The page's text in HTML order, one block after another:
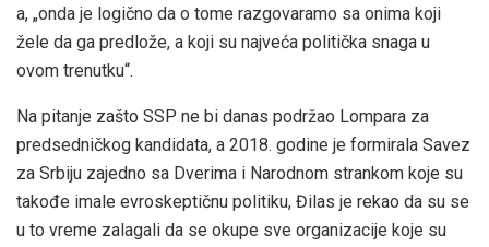
a, „onda je logično da o tome razgovaramo sa onima koji
žele da ga predlože, a koji su najveća politička snaga u
ovom trenutku“.
Na pitanje zašto SSP ne bi danas podržao Lompara za
predsedničkog kandidata, a 2018. godine je formirala Savez
za Srbiju zajedno sa Dverima i Narodnom strankom koje su
takođe imale evroskeptičnu politiku, Đilas je rekao da su se
u to vreme zalagali da se okupe sve organizacije koje su